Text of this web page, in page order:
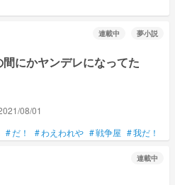
連載中 夢小説
にかヤンデレになってた
08/01
#だ！ #わえわれや #戦争屋 #我だ！
連載中